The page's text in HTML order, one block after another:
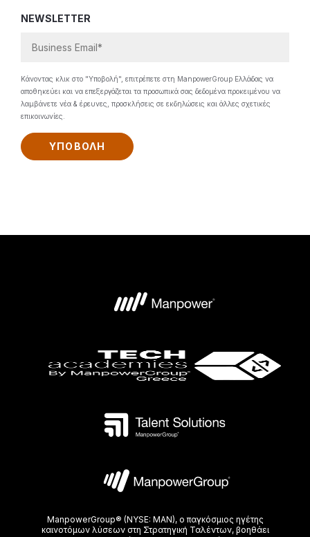
NEWSLETTER
Κάνοντας κλικ στο "Υποβολή", επιτρέπετε στη ManpowerGroup Ελλάδας να
αποθηκεύει και να επεξεργάζεται τα προσωπικά σας δεδομένα προκειμένου να
λαμβάνετε νέα & έρευνες, προσκλήσεις σε εκδηλώσεις και άλλες σχετικές
επικοινωνίες.
ManpowerGroup® (NYSE: MAN), ο παγκόσμιος ηγέτης
καινοτόμων λύσεων στη Στρατηγική Ταλέντων, βοηθάει